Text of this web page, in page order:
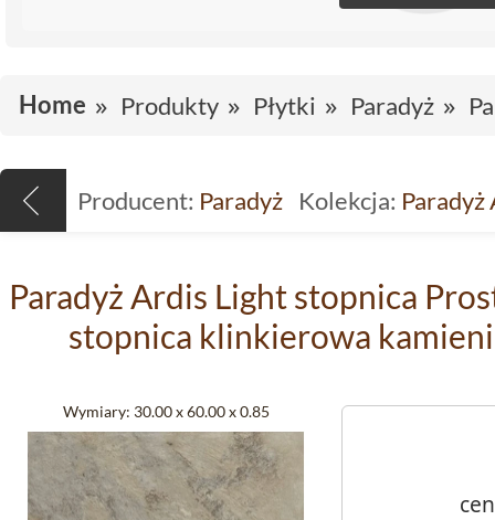
Home Produkty Płytki Paradyż
Producent: Paradyż Kolekcja: Paradyż
Paradyż Ardis Light stopnica
stopnica klinkierowa
Wymiary: 30.00 x 60.00 x 0.85